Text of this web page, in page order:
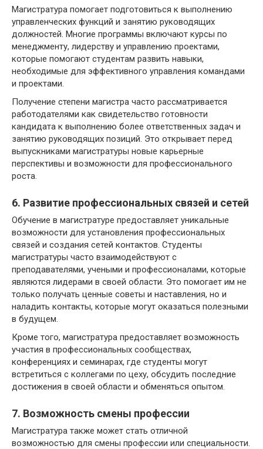
Магистратура помогает подготовиться к выполнению
управленческих функций и занятию руководящих
должностей. Многие программы включают курсы по
менеджменту, лидерству и управлению проектами,
которые помогают студентам развить навыки,
необходимые для эффективного управления командами
и проектами.
Получение степени магистра часто рассматривается
работодателями как свидетельство готовности
кандидата к выполнению более ответственных задач и
занятию руководящих позиций. Это открывает перед
выпускниками магистратуры новые карьерные
перспективы и возможности для профессионального
роста.
6. Развитие профессиональных связей и сетей
Обучение в магистратуре предоставляет уникальные
возможности для установления профессиональных
связей и создания сетей контактов. Студенты
магистратуры часто взаимодействуют с
преподавателями, учеными и профессионалами, которые
являются лидерами в своей области. Это помогает им не
только получать ценные советы и наставления, но и
наладить контакты, которые могут оказаться полезными
в будущем.
Кроме того, магистратура предоставляет возможность
участия в профессиональных сообществах,
конференциях и семинарах, где студенты могут
встретиться с коллегами по цеху, обсудить последние
достижения в своей области и обменяться опытом.
7. Возможность смены профессии
Магистратура также может стать отличной
возможностью для смены профессии или специальности.